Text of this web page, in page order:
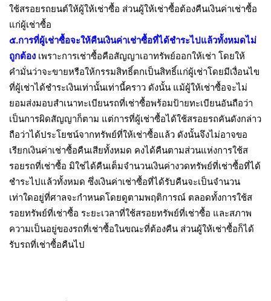
ใช้สรอยรถยนต์ให้ผู้ให้เช่าซื้อ ส่วนผู้ให้เช่าซื้อต้องคืนเงินค่าเช่าซื้อ
แก่ผู้เช่าซื้อ
๕.การที่ผู้เช่าซื้อจะให้คืนเงินค่าเช่าซื้อที่ได้ชำระไปแล้วทั้งหมดไม่
ถูกต้อง เพราะการเช่าซื้อคือสัญญาเอาทรัพย์ออกให้เช่า โดยให้
คำมั่นว่าจะขายหรือให้กรรมสิทธิ์ตกเป็นสิทธิ์แก่ผู้เช่าโดยมีเงื่อนไข
ที่ผู้เช่าได้ชำระเงินเท่านั้นเท่านี้คราว ดังนั้น แม้ผู้ให้เช่าซื้อจะไม่
ยอมส่งมอบสำเนาทะเบียนรถที่เช่าซื้อพร้อมป้ายทะเบียนอันถือว่า
เป็นการผิดสัญญาก็ตาม แต่การที่ผู้เช่าซื้อได้ใช้สรอยรถคันดังกล่าว
ถือว่าได้ประโยชน์จากทรัพย์ที่ให้เช่าซื้อแล้ว ดังนั้นจึงไม่อาจขอ
เรียกเงินค่าเช่าซื้อคืนเสียทั้งหมด คงได้คืนตามส่วนแห่งการใช้ส
รอยรถที่เช่าซื้อ มิใช่ได้คืนเต็มจำนวนเงินค่างวดทรัพย์ที่เช่าซื้อที่ได้
ชำระไปแล้วทั้งหมด ซึ่งเงินค่าเช่าซื้อที่ได้รับคืนจะเป็นจำนวน
เท่าใดอยู่ที่ศาลจะกำหนดโดยดูตามพฤติการณ์ ตลอดทั้งการใช้ส
รอยทรัพย์ที่เช่าซื้อ ระยะเวลาที่ใช้สรอยทรัพย์ที่เช่าซื้อ และสภาพ
ความเป็นอยู่ของรถที่เช่าซื้อในขณะที่ต้องคืน ส่วนผู้ให้เช่าซื้อก็ได้
รับรถที่เช่าซื้อคืนไป